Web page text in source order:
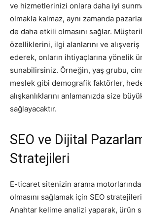
ve hizmetlerinizi onlara daha iyi
olmakla kalmaz, aynı zamanda
de daha etkili olmasını sağlar.
özelliklerini, ilgi alanlarını ve alışveriş
ederek, onların ihtiyaçlarına yönelik
sunabilirsiniz. Örneğin, yaş grubu,
meslek gibi demografik faktörler,
alışkanlıklarını anlamanızda size
sağlayacaktır.
SEO ve Dijital
Stratejileri
E-ticaret sitenizin arama
olmasını sağlamak için SEO
Anahtar kelime analizi yaparak, ürün